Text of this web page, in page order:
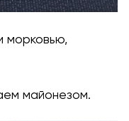
морковью,
майонезом.